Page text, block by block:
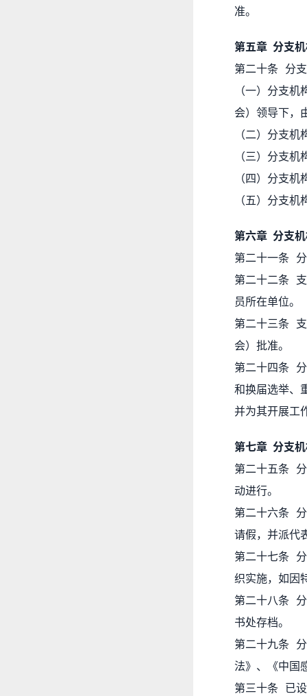
准。
第五章 分支
第二十条 分
（一）分支
会）领导下，
（二）分支
（三）分支
（四）分支
（五）分支
第六章 分支
第二十一条
第二十二条
员所在单位。
第二十三条
会）批准。
第二十四条
和换届选举、
并为其开展工
第七章 分支
第二十五条
动进行。
第二十六条
请假，并派代
第二十七条
织实施，如因
第二十八条
书处存档。
第二十九条
法》、《中国
第三十条 已